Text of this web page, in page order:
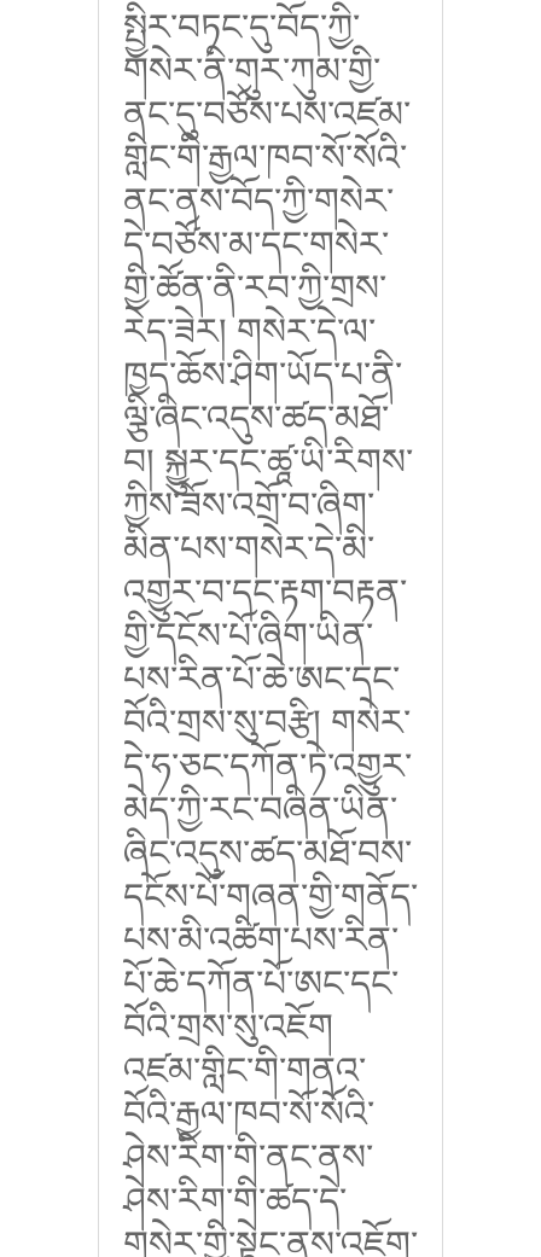
སྤྱིར་བཏང་དུ་བོད་ཀྱི་
གསེར་ནི་གུར་ཀུམ་གྱི་
ནང་དུ་བཙོས་པས་འཛམ་
གླིང་གི་རྒྱལ་ཁབ་སོ་སོའི་
ནང་ནས་བོད་ཀྱི་གསེར་
དེ་བཙོས་མ་དང་གསེར་
གྱི་ཚོན་ནི་རབ་ཀྱི་གྲས་
རེད་ཟེར། གསེར་དེ་ལ་
ཁྱད་ཆོས་ཤིག་ཡོད་པ་ནི་
ལྕི་ཞིང་འདུས་ཚད་མཐོ་
བ། སྐྱུར་དང་ཚཱ་ཡི་རིགས་
ཀྱིས་ཟོས་འགྲོ་བ་ཞིག་
མིན་པས་གསེར་དེ་མི་
འགྱུར་བ་དང་རྟག་བརྟན་
གྱི་དངོས་པོ་ཞིག་ཡིན་
པས་རིན་པོ་ཆེ་ཨང་དང་
བོའི་གྲས་སུ་བརྩི། གསེར་
དེ་ཧ་ཅང་དཀོན་ཏེ་འགྱུར་
མེད་ཀྱི་རང་བཞིན་ཡིན་
ཞིང་འདུས་ཚད་མཐོ་བས་
དངོས་པོ་གཞན་གྱི་གནོད་
པས་མི་འཚིག་པས་རིན་
པོ་ཆེ་དཀོན་པོ་ཨང་དང་
བོའི་གྲས་སུ་འཇོག
འཛམ་གླིང་གི་གནའ་
བོའི་རྒྱལ་ཁབ་སོ་སོའི་
ཤེས་རིག་གི་ནང་ནས་
ཤེས་རིག་གི་ཚད་དེ་
གསེར་གྱི་སྟེང་ནས་འཇོག་